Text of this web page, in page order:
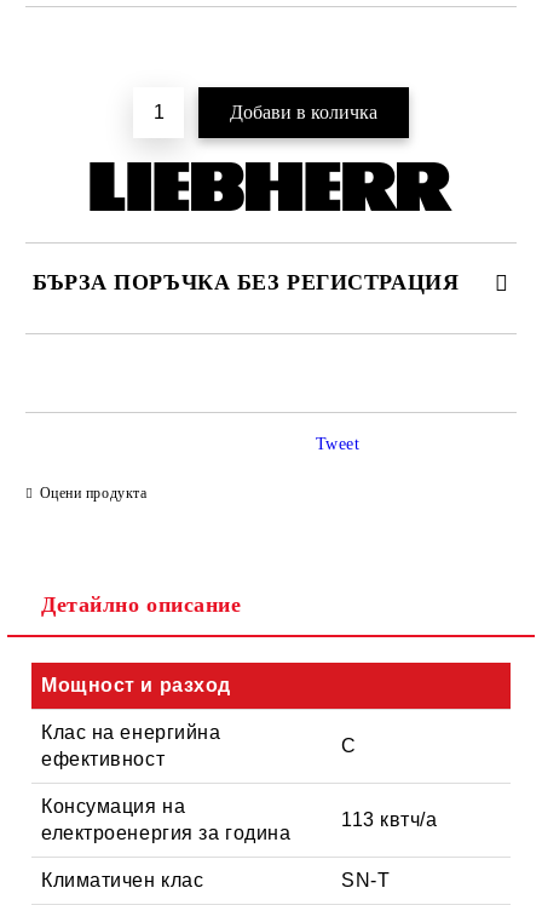
БЪРЗА ПОРЪЧКА БЕЗ РЕГИСТРАЦИЯ
Ние ще се свържем с вас в рамките на работния ден.
Оцени продукта
Tweet
Детайлно описание
Мощност и разход
Клас на енергийна
ефективност
C
Консумация на
електроенергия за година
113 квтч/a
Климатичен клас SN-T